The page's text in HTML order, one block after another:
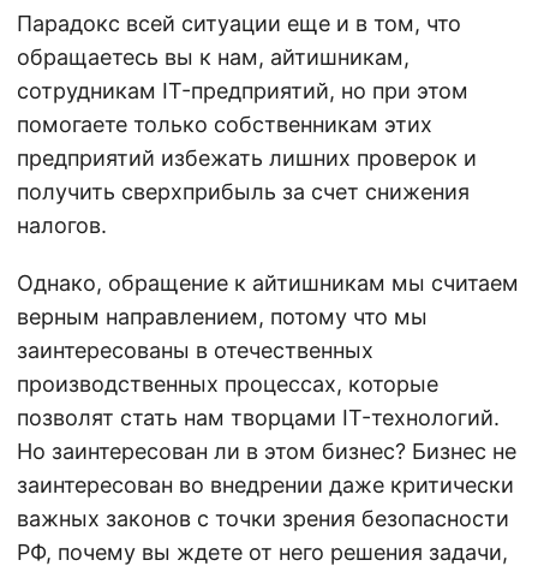
Парадокс всей ситуации еще и в том, что
обращаетесь вы к нам, айтишникам,
сотрудникам IT-предприятий, но при этом
помогаете только собственникам этих
предприятий избежать лишних проверок и
получить сверхприбыль за счет снижения
налогов.
Однако, обращение к айтишникам мы считаем
верным направлением, потому что мы
заинтересованы в отечественных
производственных процессах, которые
позволят стать нам творцами IT-технологий.
Но заинтересован ли в этом бизнес? Бизнес не
заинтересован во внедрении даже критически
важных законов с точки зрения безопасности
РФ, почему вы ждете от него решения задачи,